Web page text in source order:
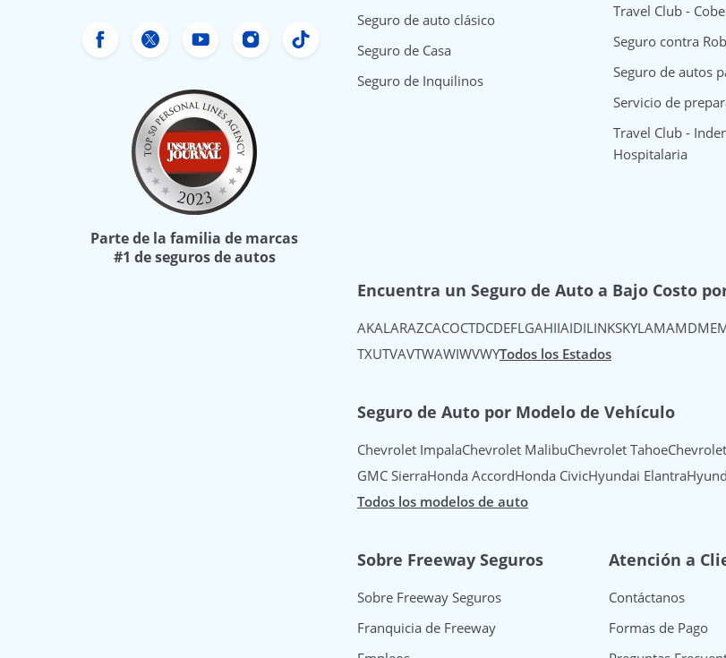
Facebook de Freeway Insurance
Twitter de Freeway Insurance
YouTube de Freeway Insurance
Instagram Freeway Insurance
TikTok Freeway Insurance
Parte de la familia de marcas
#1 de seguros de autos
Seguro de auto clásico
Seguro de Casa
Seguro de Inquilinos
Travel Club -
Seguro contra
Seguro de autos
Servicio de
Travel Club -
Hospitalaria
Encuentra un Seguro de Auto a Bajo Costo
AKALARAZCACOCTDCDEFLGAHIIAIDILINKSKYLAMAMDME
TXUTVAVTWAWIWVWYTodos los Estados
Seguro de Auto por Modelo de Vehículo
Chevrolet ImpalaChevrolet MalibuChevrolet Tahoe
GMC SierraHonda AccordHonda CivicHyundai Elantra
Todos los modelos de auto
Sobre Freeway Seguros
Sobre Freeway Seguros
Franquicia de Freeway
Atención a
Contáctanos
Formas de Pago